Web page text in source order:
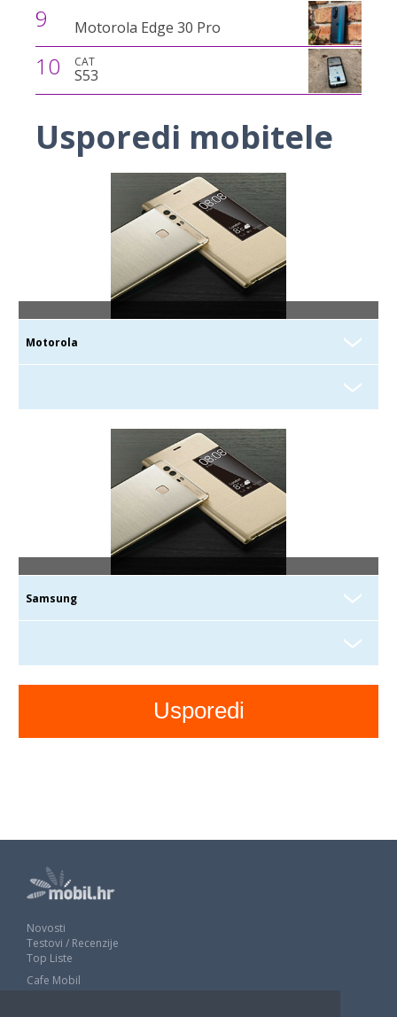
9 Motorola Edge 30 Pro
10 CAT
S53
Usporedi mobitele
Novosti
Testovi / Recenzije
Top Liste
Cafe Mobil